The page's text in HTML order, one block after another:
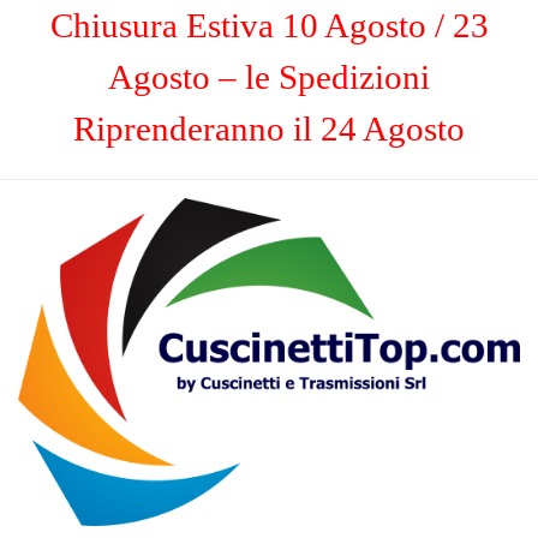
Chiusura Estiva 10 Agosto / 23
Agosto – le Spedizioni
Riprenderanno il 24 Agosto